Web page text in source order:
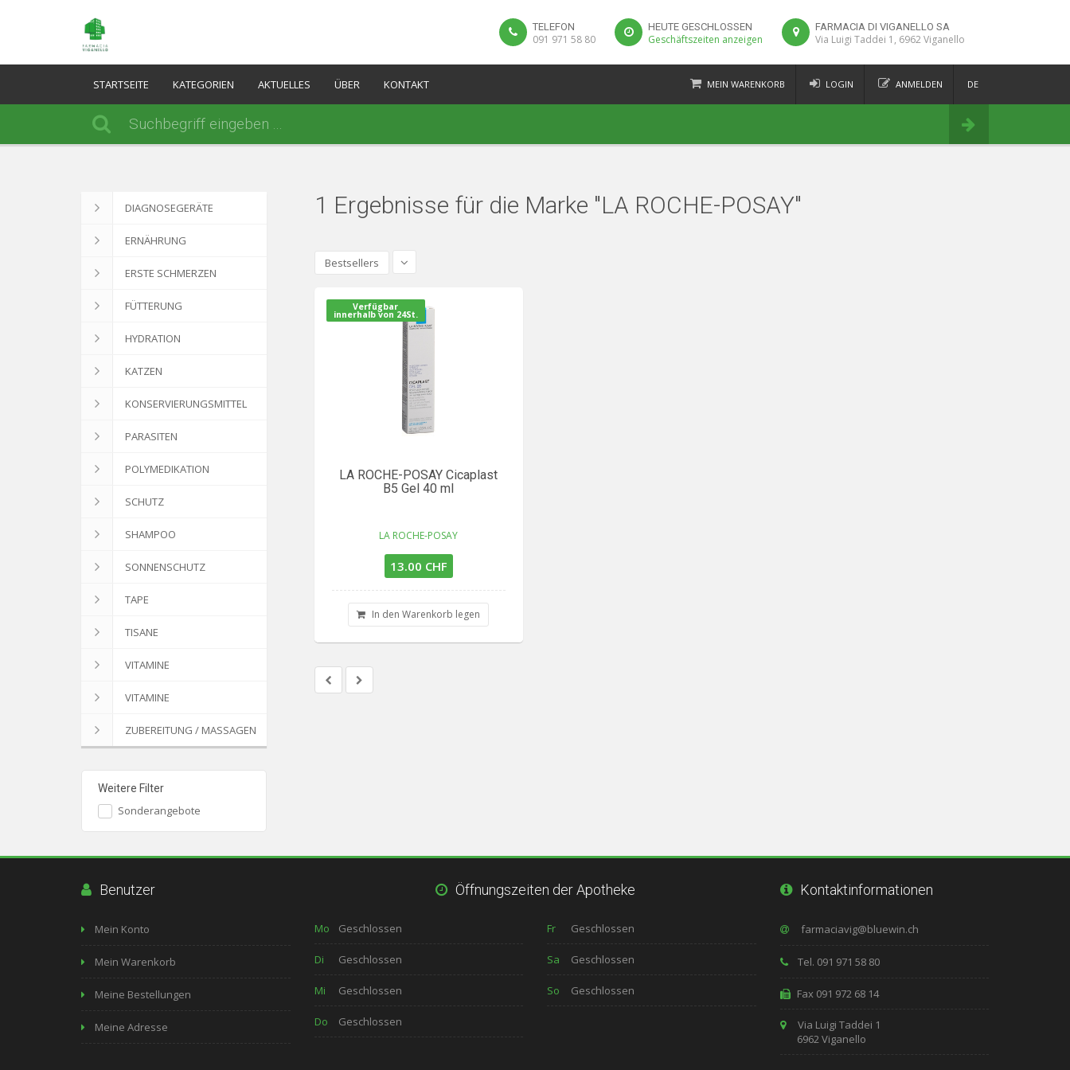
TELEFON
091 971 58 80
HEUTE GESCHLOSSEN
Geschäftszeiten anzeigen
FARMACIA DI VIGANELLO SA
Via Luigi Taddei 1, 6962 Viganello
STARTSEITE KATEGORIEN AKTUELLES ÜBER KONTAKT MEIN WARENKORB LOGIN ANMELDEN DE
DIAGNOSEGERÄTE
ERNÄHRUNG
ERSTE SCHMERZEN
FÜTTERUNG
HYDRATION
KATZEN
KONSERVIERUNGSMITTEL
PARASITEN
POLYMEDIKATION
SCHUTZ
SHAMPOO
SONNENSCHUTZ
TAPE
TISANE
VITAMINE
VITAMINE
ZUBEREITUNG / MASSAGEN
Weitere Filter
Sonderangebote
1 Ergebnisse für die Marke "LA ROCHE-POSAY"
Bestsellers
Verfügbar
innerhalb von 24St.
LA ROCHE-POSAY Cicaplast
B5 Gel 40 ml
LA ROCHE-POSAY
13.00 CHF
In den Warenkorb legen
Benutzer
Mein Konto
Mein Warenkorb
Meine Bestellungen
Meine Adresse
Öffnungszeiten der Apotheke
Mo Geschlossen
Di Geschlossen
Mi Geschlossen
Do Geschlossen
Fr Geschlossen
Sa Geschlossen
So Geschlossen
Kontaktinformationen
Tel. 091 971 58 80
Fax 091 972 68 14
Via Luigi Taddei 1
6962 Viganello